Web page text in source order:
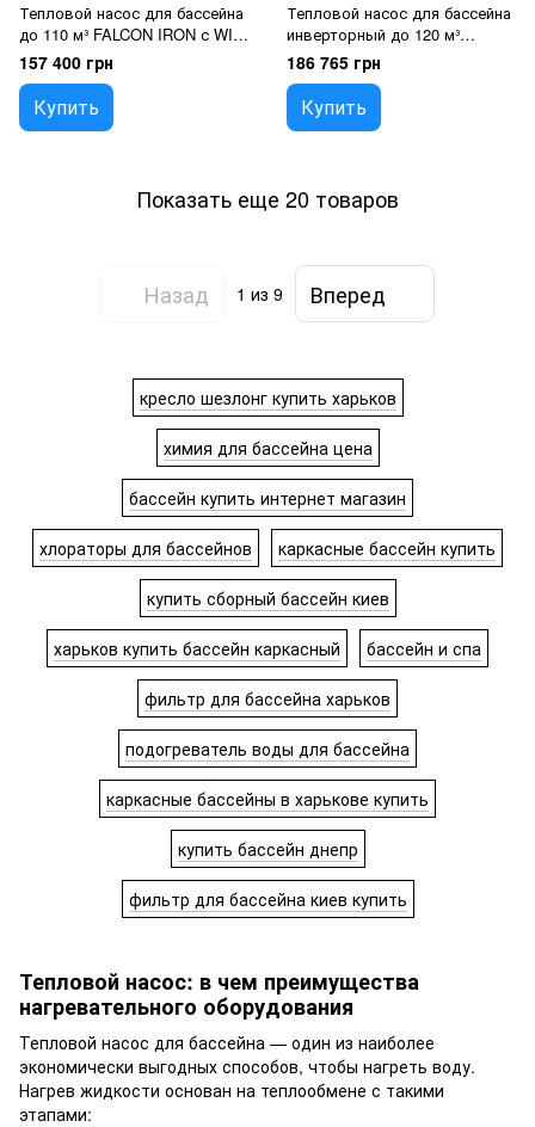
Тепловой насос для бассейна
до 110 м³ FALCON IRON с WI-
FI 24 кВт 230В. Работает
также на охлаждение
157 400 грн
Купить
Тепловой насос для бассейна
инверторный до 120 м³
FALCON IRON с Wi-Fi 27,8 кВт
380В. Работает также на
охлаждение
186 765 грн
Купить
Показать еще 20 товаров
Назад 1 из 9 Вперед
кресло шезлонг купить харьков
химия для бассейна цена
бассейн купить интернет магазин
хлораторы для бассейнов каркасные бассейн купить
купить сборный бассейн киев
харьков купить бассейн каркасный бассейн и спа
фильтр для бассейна харьков
подогреватель воды для бассейна
каркасные бассейны в харькове купить
купить бассейн днепр
фильтр для бассейна киев купить
Тепловой насос: в чем преимущества
нагревательного оборудования
Тепловой насос для бассейна — один из наиболее
экономически выгодных способов, чтобы нагреть воду.
Нагрев жидкости основан на теплообмене с такими
этапами: